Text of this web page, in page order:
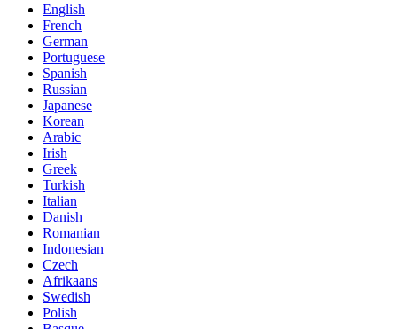
English
French
German
Portuguese
Spanish
Russian
Japanese
Korean
Arabic
Irish
Greek
Turkish
Italian
Danish
Romanian
Indonesian
Czech
Afrikaans
Swedish
Polish